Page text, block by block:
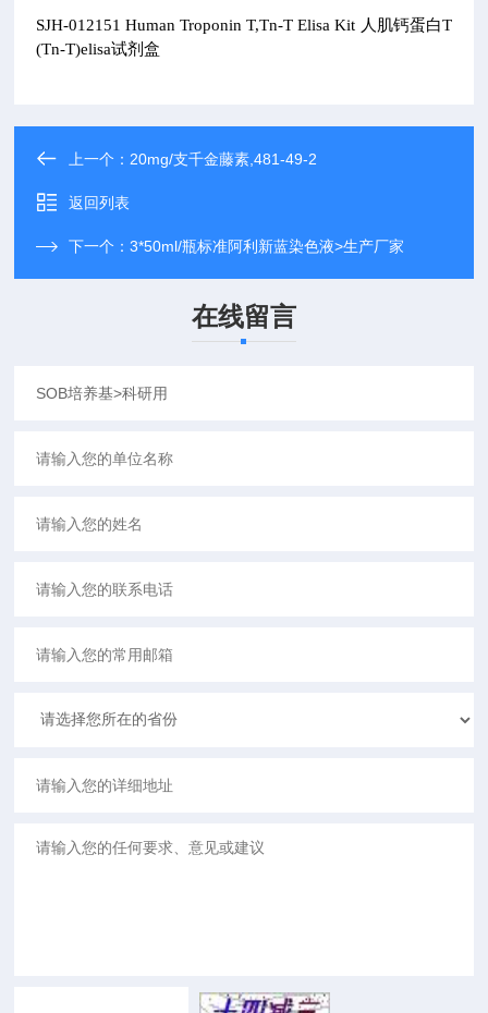
SJH-012151 Human Troponin T,Tn-T Elisa Kit 人肌钙蛋白T
(Tn-T)elisa试剂盒
上一个： 20mg/支千金藤素,481-49-2
返回列表
下一个：3*50ml/瓶标准阿利新蓝染色液>生产厂家
在线留言